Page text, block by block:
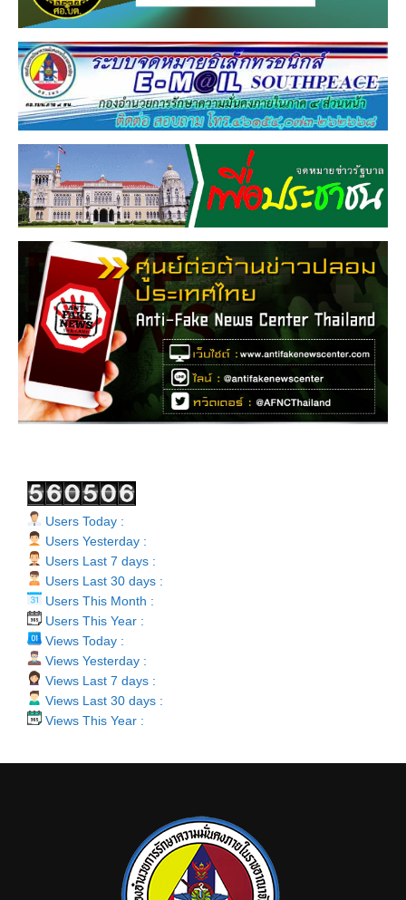
Users Today :
Users Yesterday :
Users Last 7 days :
Users Last 30 days :
Users This Month :
Users This Year :
Views Today :
Views Yesterday :
Views Last 7 days :
Views Last 30 days :
Views This Year :